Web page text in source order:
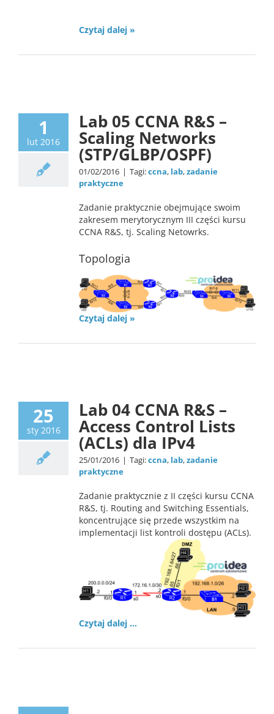
Czytaj dalej »
1
lut 2016
Lab 05 CCNA R&S –
Scaling Networks
(STP/GLBP/OSPF)
01/02/2016 | Tagi:ccna, lab,zadanie
praktyczne
Zadanie praktycznie obejmujące swoim
zakresem merytorycznym III części kursu
CCNA R&S, tj. Scaling Netowrks.
Topologia
Czytaj dalej »
25
sty 2016
Lab 04 CCNA R&S –
Access Control Lists
(ACLs) dla IPv4
25/01/2016 | Tagi:ccna, lab,zadanie
praktyczne
Zadanie praktycznie z II części kursu CCNA
R&S, tj. Routing and Switching Essentials,
koncentrujące się przede wszystkim na
implementacji list kontroli dostępu (ACLs).
Czytaj dalej …